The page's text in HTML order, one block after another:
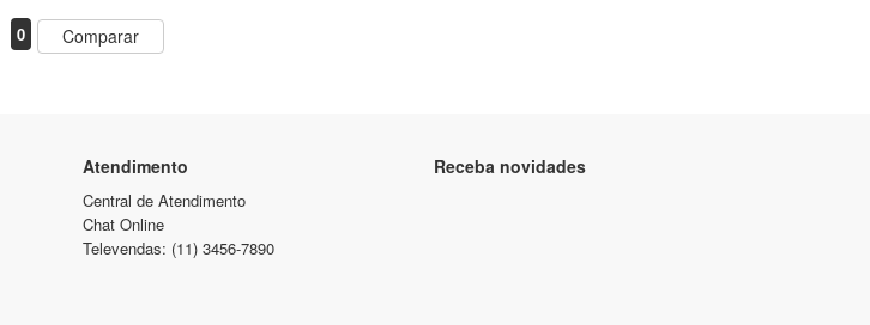
0 Comparar
Atendimento
Central de Atendimento
Chat Online
Televendas: (11) 3456-7890
Receba novidades